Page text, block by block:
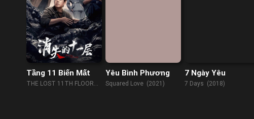
Tầng 11 Biến Mất
THE LOST 11TH FLOOR
Yêu Bình Phương
Squared Love (2021)
7 Ngày Yêu
7 Days (2018)